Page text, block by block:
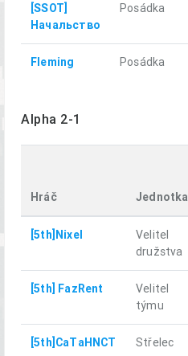
[SSOT]
Начальство
Posádka
Fleming Posádka
Alpha 2-1
Hráč Jednotka
[5th]Nixel
Velitel
družstva
[5th] FazRent
Velitel
týmu
[5th]СaTаНNCT Střelec